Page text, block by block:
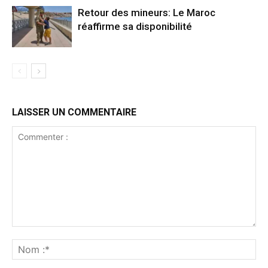
Retour des mineurs: Le Maroc
réaffirme sa disponibilité
LAISSER UN COMMENTAIRE